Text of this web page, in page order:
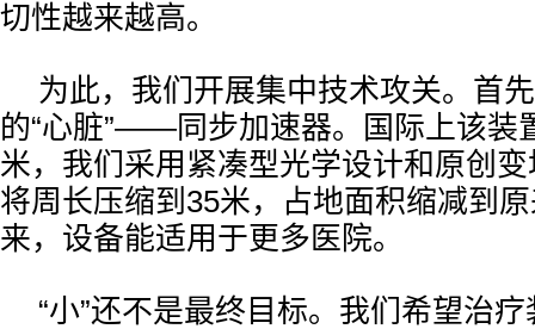
切性越来越高。
为此，我们开展集中技术攻关。首
的“心脏”——同步加速器。国际上该装
米，我们采用紧凑型光学设计和原创
将周长压缩到35米，占地面积缩减到
来，设备能适用于更多医院。
“小”还不是最终目标。我们希望治